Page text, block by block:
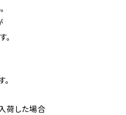
荷した場合